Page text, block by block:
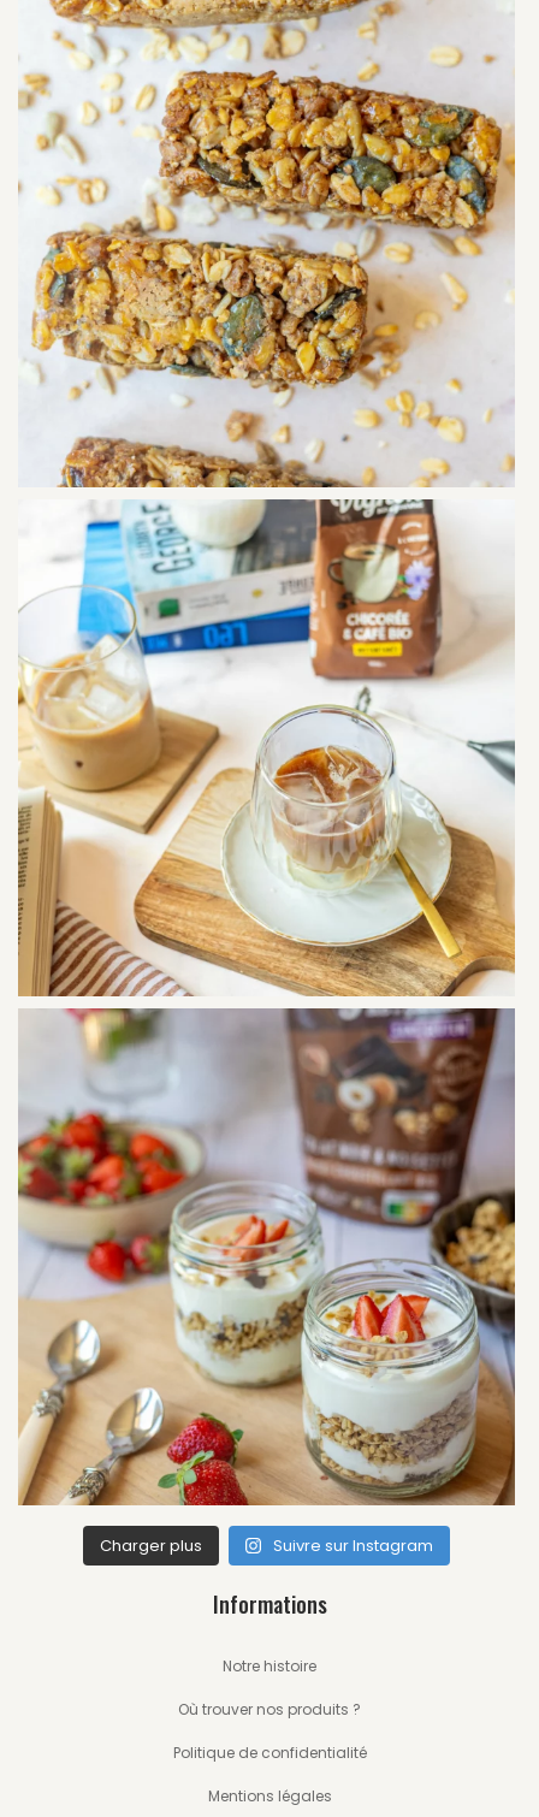
Charger plus Suivre sur Instagram
Informations
Notre histoire
Où trouver nos produits ?
Politique de confidentialité
Mentions légales